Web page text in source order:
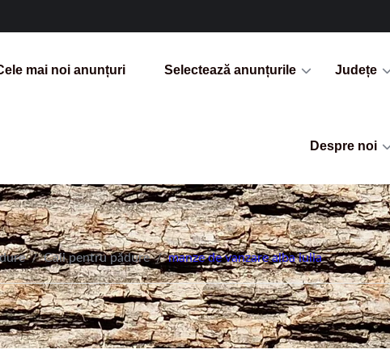
mai noi anunțuri Selectează anunțurile Județe
Despre noi
/ Caii pentru pădure / manze de vanzare alba iulia